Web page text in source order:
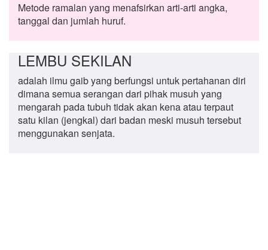
Metode ramalan yang menafsirkan arti-arti angka,
tanggal dan jumlah huruf.
LEMBU SEKILAN
adalah ilmu gaib yang berfungsi untuk pertahanan diri
dimana semua serangan dari pihak musuh yang
mengarah pada tubuh tidak akan kena atau terpaut
satu kilan (jengkal) dari badan meski musuh tersebut
menggunakan senjata.